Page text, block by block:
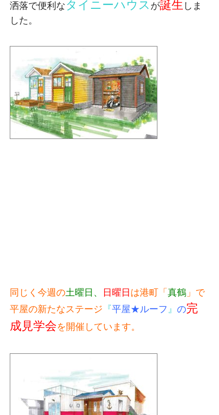
洒落で便利なタイニーハウス が誕生 しま
した。
同じく今週の土曜日、 日曜日 は港町「 真鶴 」で
平屋の新たなステージ 『平屋★ルーフ 』 の完
成見学会を開催しています。